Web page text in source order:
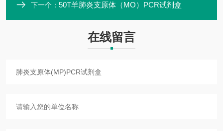
下一个： 50T羊肺炎支原体（MO）PCR试剂盒
在线留言